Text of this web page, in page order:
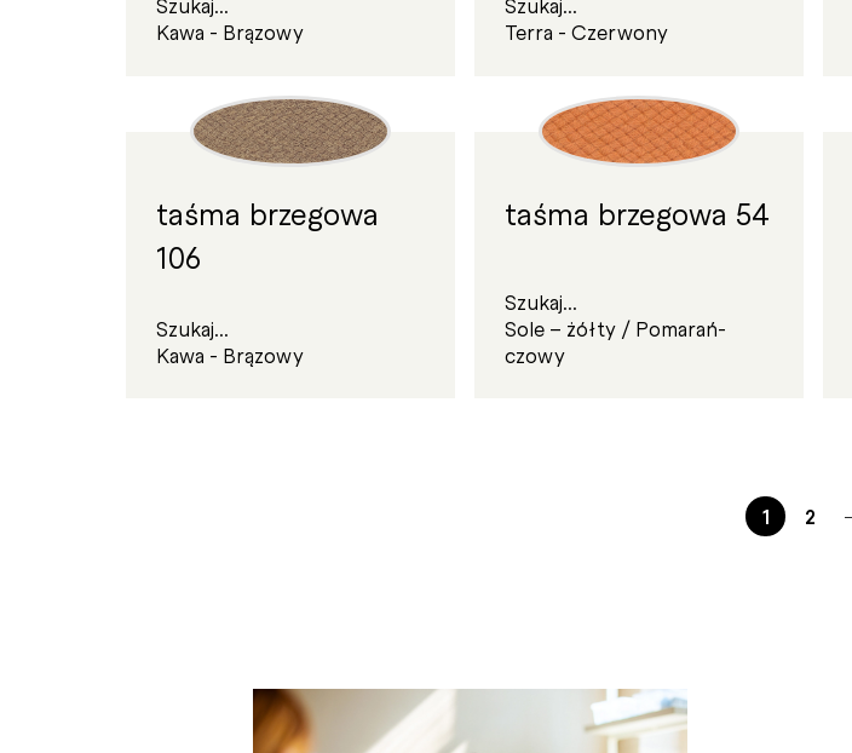
Kawa - Brązowy
Terra - Czerwony
taśma brzegowa
106
Szukaj...
Kawa - Brązowy
taśma brzegowa 54
Szukaj...
Sole – żółty / Pomarań­
czowy
1 2